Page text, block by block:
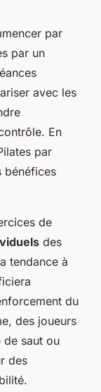
par
par un
avec les
En
par
bénéfices
de
des
tendance à
du
des joueurs
de saut ou
des